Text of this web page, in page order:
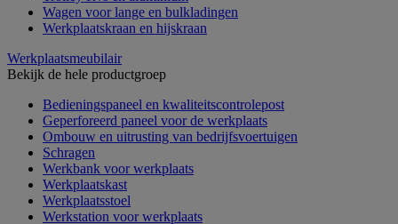
Wagen voor lange en bulkladingen
Werkplaatskraan en hijskraan
Werkplaatsmeubilair
Bekijk de hele productgroep
Bedieningspaneel en kwaliteitscontrolepost
Geperforeerd paneel voor de werkplaats
Ombouw en uitrusting van bedrijfsvoertuigen
Schragen
Werkbank voor werkplaats
Werkplaatskast
Werkplaatsstoel
Werkstation voor werkplaats